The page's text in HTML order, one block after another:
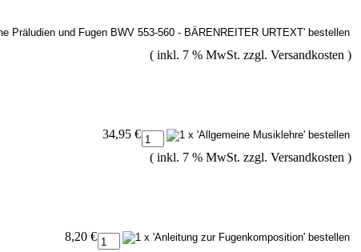
( inkl. 7 % MwSt. zzgl. Versandkosten )
34,95 €
( inkl. 7 % MwSt. zzgl. Versandkosten )
8,20 €